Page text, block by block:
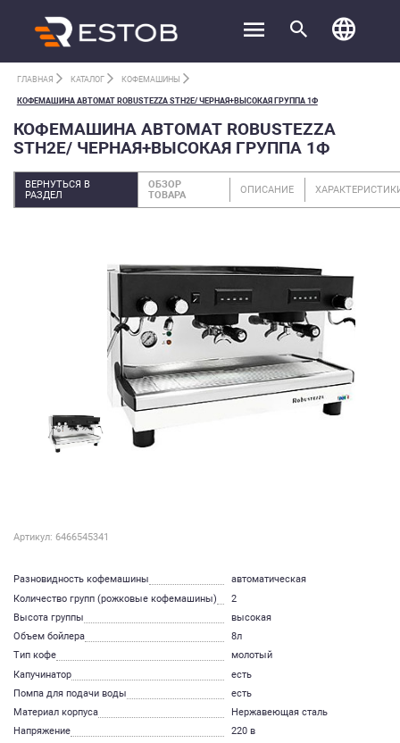
ГЛАВНАЯ КАТАЛОГ КОФЕМАШИНЫ
КОФЕМАШИНА АВТОМАТ ROBUSTEZZA STH2E/ ЧЕРНАЯ+ВЫСОКАЯ ГРУППА 1Ф
КОФЕМАШИНА АВТОМАТ ROBUSTEZZA
STH2E/ ЧЕРНАЯ+ВЫСОКАЯ ГРУППА 1Ф
ВЕРНУТЬСЯ В
РАЗДЕЛ
ОБЗОР
ТОВАРА
ОПИСАНИЕ
Артикул: 6466545341
Разновидность кофемашины
автоматическая
Количество групп (рожковые кофемашины)
2
Высота группы
высокая
Объем бойлера
8л
Тип кофе
молотый
Капучинатор
есть
Помпа для подачи воды
есть
Материал корпуса
Нержавеющая сталь
Напряжение
220 в